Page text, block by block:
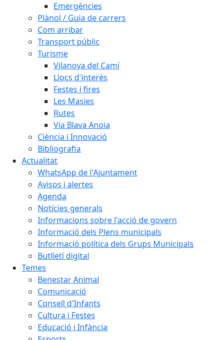
Emergències
Plànol / Guia de carrers
Com arribar
Transport públic
Turisme
Vilanova del Camí
Llocs d'interès
Festes i fires
Les Masies
Rutes
Via Blava Anoia
Ciència i Innovació
Bibliografia
Actualitat
WhatsApp de l'Ajuntament
Avisos i alertes
Agenda
Notícies generals
Informacions sobre l'acció de govern
Informació dels Plens municipals
Informació política dels Grups Municipals
Butlletí digital
Temes
Benestar Animal
Comunicació
Consell d'Infants
Cultura i Festes
Educació i Infància